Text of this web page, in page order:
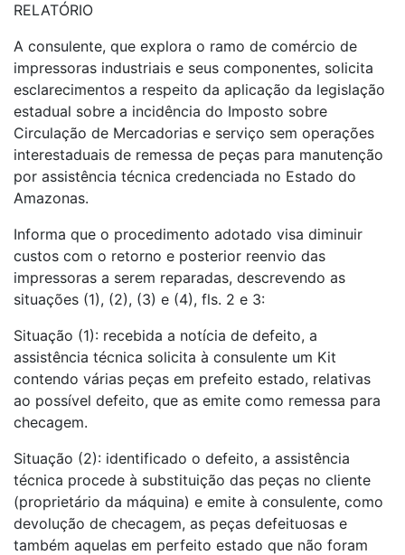
RELATÓRIO
A consulente, que explora o ramo de comércio de
impressoras industriais e seus componentes, solicita
esclarecimentos a respeito da aplicação da legislação
estadual sobre a incidência do Imposto sobre
Circulação de Mercadorias e serviço sem operações
interestaduais de remessa de peças para manutenção
por assistência técnica credenciada no Estado do
Amazonas.
Informa que o procedimento adotado visa diminuir
custos com o retorno e posterior reenvio das
impressoras a serem reparadas, descrevendo as
situações (1), (2), (3) e (4), fls. 2 e 3:
Situação (1): recebida a notícia de defeito, a
assistência técnica solicita à consulente um Kit
contendo várias peças em prefeito estado, relativas
ao possível defeito, que as emite como remessa para
checagem.
Situação (2): identificado o defeito, a assistência
técnica procede à substituição das peças no cliente
(proprietário da máquina) e emite à consulente, como
devolução de checagem, as peças defeituosas e
também aquelas em perfeito estado que não foram